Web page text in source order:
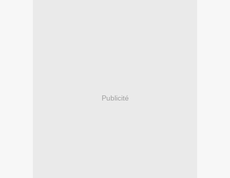
Publicité